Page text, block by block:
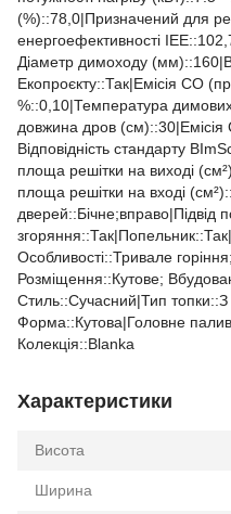
(%)::78,0|Призначений для
енергоефективності
Діаметр димоходу
Екопроєкту::Так|Емісія CO
%::0,10|Температура
довжина дров
Відповідність стандарту
площа решітки на виході
площа решітки на вході
дверей::Бічне;вправо|Підвід
Особливості::Тривале
Розміщення::Кутове;
Стиль::Cучасний|Тип
Форма::Кутова|Головне
Колекція::Blanka
Характеристики
Висота
Ширина